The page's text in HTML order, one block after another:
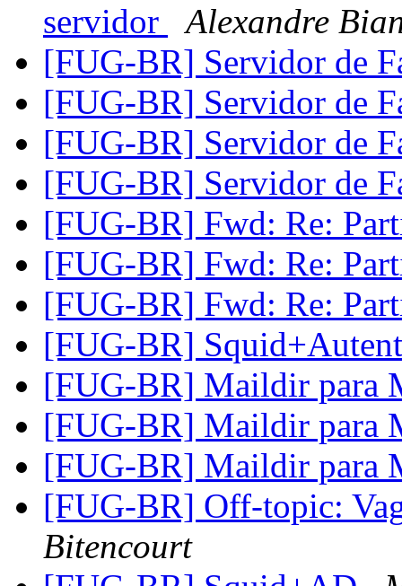
servidor
Alexandre
[FUG-BR] Servidor de
[FUG-BR] Servidor de
[FUG-BR] Servidor de
[FUG-BR] Servidor de
[FUG-BR] Fwd: Re:
[FUG-BR] Fwd: Re:
[FUG-BR] Fwd: Re:
[FUG-BR]
[FUG-BR] Maildir para
[FUG-BR] Maildir para
[FUG-BR] Maildir para
[FUG-BR] Off-topic:
Bitencourt